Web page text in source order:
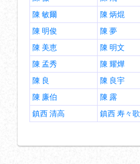
陳 敏爾
陳 炳焜
陳 明俊
陳 夢
陳 美恵
陳 明文
陳 孟秀
陳 耀燁
陳 良
陳 良宇
陳 廉伯
陳 露
鎮西 清高
鎮西 寿々歌